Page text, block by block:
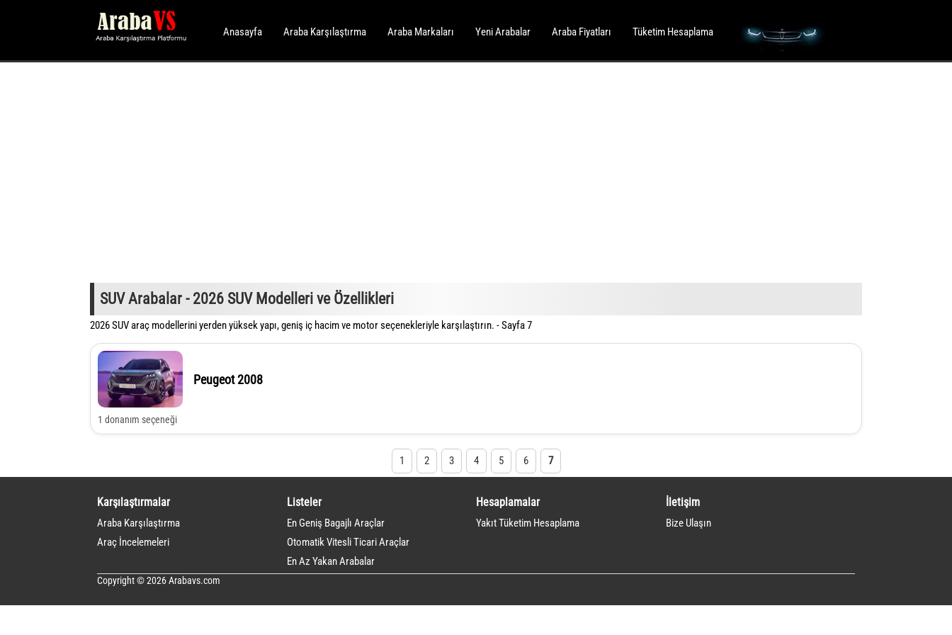
Anasayfa Araba Karşılaştırma Araba Markaları Yeni Arabalar Araba Fiyatları Tüketim Hesaplama
SUV Arabalar - 2026 SUV Modelleri ve Özellikleri
2026 SUV araç modellerini yerden yüksek yapı, geniş iç hacim ve motor seçenekleriyle karşılaştırın. - Sayfa 7
Peugeot 2008
1 donanım seçeneği
1 2 3 4 5 6 7
Karşılaştırmalar
Araba Karşılaştırma
Araç İncelemeleri
Listeler
En Geniş Bagajlı Araçlar
Otomatik Vitesli Ticari Araçlar
En Az Yakan Arabalar
Hesaplamalar
Yakıt Tüketim Hesaplama
İletişim
Bize Ulaşın
Copyright © 2026 Arabavs.com